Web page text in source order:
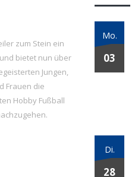
zum Stein ein
bietet nun über
Jungen,
Frauen die
Hobby Fußball
Mo.
03
Di.
28